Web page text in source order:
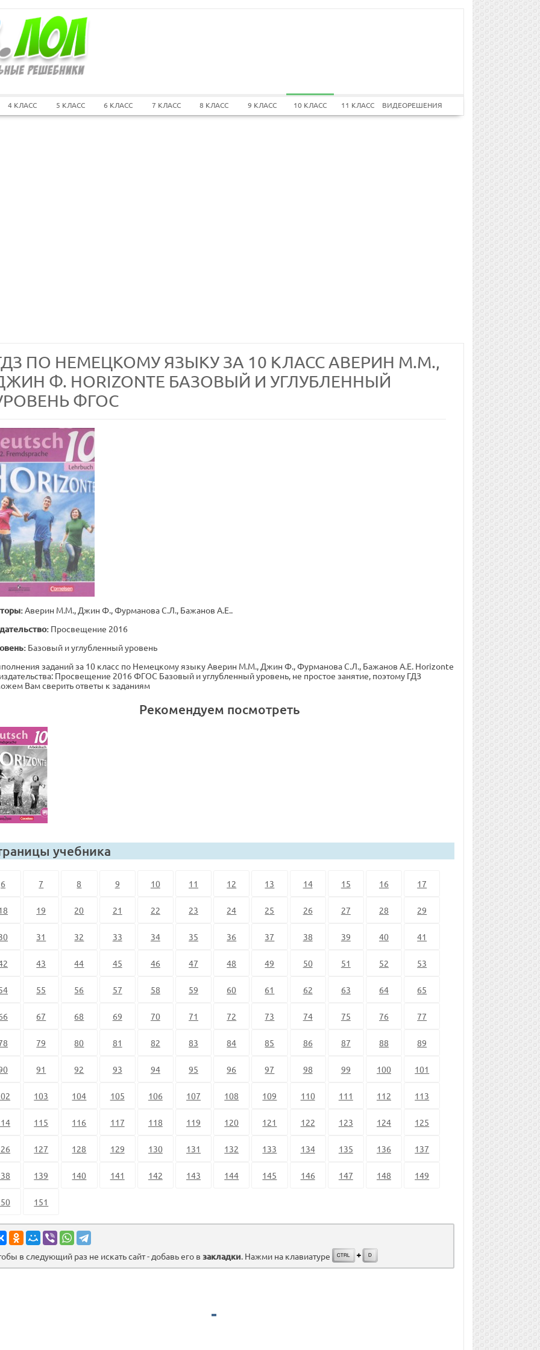
4 КЛАСС 5 КЛАСС 6 КЛАСС 7 КЛАСС 8 КЛАСС 9 КЛАСС 10 КЛАСС 11 КЛАСС ВИДЕОРЕШЕНИЯ
ПО НЕМЕЦКОМУ ЯЗЫКУ ЗА 10 КЛАСС АВЕРИН М.М.,
Ф. HORIZONTE БАЗОВЫЙ И УГЛУБЛЕННЫЙ
ФГОС
Аверин М.М., Джин Ф., Фурманова С.Л., Бажанов А.Е..
Просвещение 2016
Базовый и углубленный уровень
заданий за 10 класс по Немецкому языку Аверин М.М., Джин Ф., Фурманова С.Л., Бажанов А.Е. Horizonte
Просвещение 2016 ФГОС Базовый и углубленный уровень, не простое занятие, поэтому ГДЗ
Вам сверить ответы к заданиям
Рекомендуем посмотреть
учебника
6 7 8 9 10 11 12 13 14 15 16 17
19 20 21 22 23 24 25 26 27 28 29
31 32 33 34 35 36 37 38 39 40 41
43 44 45 46 47 48 49 50 51 52 53
55 56 57 58 59 60 61 62 63 64 65
67 68 69 70 71 72 73 74 75 76 77
79 80 81 82 83 84 85 86 87 88 89
91 92 93 94 95 96 97 98 99 100 101
103 104 105 106 107 108 109 110 111 112 113
115 116 117 118 119 120 121 122 123 124 125
127 128 129 130 131 132 133 134 135 136 137
139 140 141 142 143 144 145 146 147 148 149
151
в следующий раз не искать сайт - добавь его в закладки. Нажми на клавиатуре